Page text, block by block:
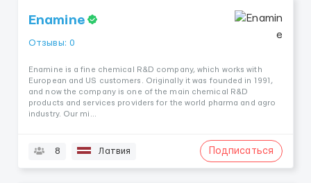
Enamine
Отзывы: 0
Enamine is a fine chemical R&D company, which works with
European and US customers. Originally it was founded in 1991,
and now the company is one of the main chemical R&D
products and services providers for the world pharma and agro
industry. Our mi...
8 Латвия Подписаться